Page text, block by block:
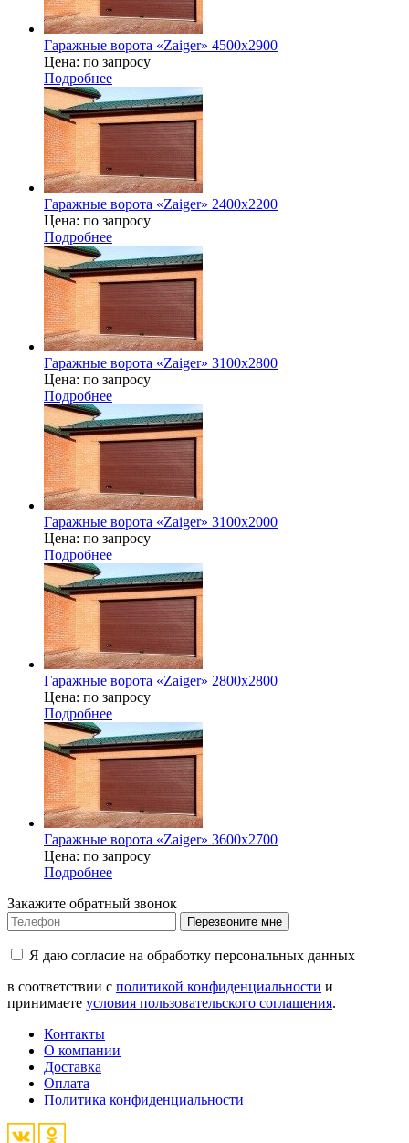
Гаражные ворота «Zaiger» 4500x2900
Цена: по запросу
Подробнее
Гаражные ворота «Zaiger» 2400х2200
Цена: по запросу
Подробнее
Гаражные ворота «Zaiger» 3100x2800
Цена: по запросу
Подробнее
Гаражные ворота «Zaiger» 3100х2000
Цена: по запросу
Подробнее
Гаражные ворота «Zaiger» 2800x2800
Цена: по запросу
Подробнее
Гаражные ворота «Zaiger» 3600x2700
Цена: по запросу
Подробнее
Закажите обратный звонок
Перезвоните мне
Я даю согласие на обработку персональных данных
в соответствии с политикой конфиденциальности и
принимаете условия пользовательского соглашения.
Контакты
О компании
Доставка
Оплата
Политика конфиденциальности